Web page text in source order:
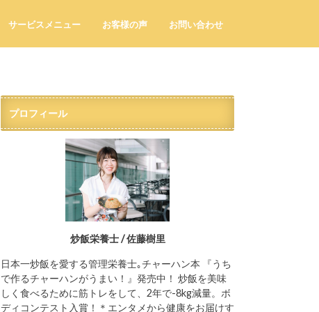
サービスメニュー お客様の声 お問い合わせ
プロフィール
炒飯栄養士 / 佐藤樹里
日本一炒飯を愛する管理栄養士｡チャーハン本 『うち
で作るチャーハンがうまい！』発売中！ 炒飯を美味
しく食べるために筋トレをして、2年で-8kg減量。ボ
ディコンテスト入賞！＊エンタメから健康をお届けす